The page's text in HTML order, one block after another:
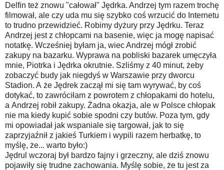
Delfin też znowu "całował" Jędrka. Andrzej tym razem trochę
filmował, ale czy uda mu się szybko coś wrzucić do Internetu
to trudno przewidzieć. Robimy dyżury przy Jędrku. Teraz
Andrzej jest z chłopcami na basenie, więc ja mogę napisać
notatkę. Wcześniej byłam ja, wiec Andrzej mógł zrobić
zakupy na bazarku. Wyprawa na pobliski bazarek umęczyła
mnie, Piotrka i Jędrka okrutnie. Szliśmy z 40 minut, żeby
zobaczyć budy jak niegdyś w Warszawie przy dworcu
Stadion. A że Jędrek zaczął mi się tam wyrywać, by coś
dotykać, to zawróciłam z powrotem z chłopakami do hotelu,
a Andrzej robił zakupy. Żadna okazja, ale w Polsce chłopak
nie ma kiedy kupić sobie spodni czy butów. Poza tym, gdy
mi opowiadał jak wspaniale się targował, jak to się
zaprzyjaźnił z jakieś Turkiem i wypili razem herbatkę, to
myślę, że... warto było:)
Jędrul wczoraj był bardzo fajny i grzeczny, ale dziś znowu
pojawiły się trudne zachowania. Myślę sobie, że tu jest za